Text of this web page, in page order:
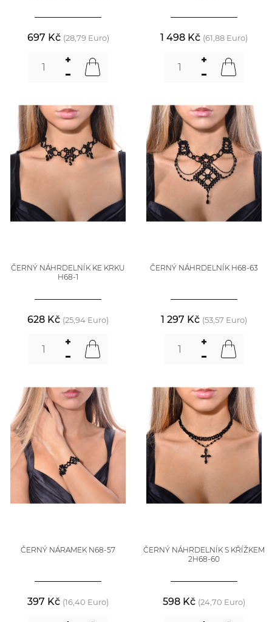
697 Kč (28,79 Euro) 1 498 Kč (61,88 Euro)
ČERNÝ NÁHRDELNÍK KE KRKU
H68-1
628 Kč (25,94 Euro)
ČERNÝ NÁHRDELNÍK H68-63
1 297 Kč (53,57 Euro)
ČERNÝ NÁRAMEK N68-57
397 Kč (16,40 Euro)
ČERNÝ NÁHRDELNÍK S KŘÍŽKEM
2H68-60
598 Kč (24,70 Euro)